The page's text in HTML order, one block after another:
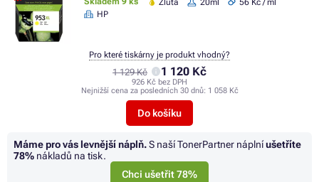
HP
1 129 Kč 1 120 Kč
926 Kč bez DPH
Nejnižší cena za posledních 30 dnů: 1 058 Kč
Do košíku
Pro které tiskárny je produkt vhodný?
Máme pro vás levnější náplň.S naší TonerPartner náplníušetříte
78% nákladů na tisk.
Chci ušetřit 78%